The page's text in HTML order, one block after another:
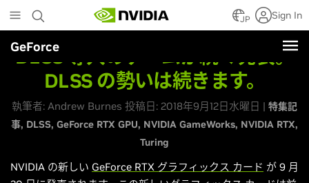
to
main
content
JP Sign In
GeForce
DLSS 導入のゲームが続々発表。
DLSS の勢いは続きます。
執筆者: Andrew Burnes 投稿日: 2018年9月12日水曜日 | 特集記
事 DLSS GeForce RTX GPU NVIDIA GameWorks NVIDIA RTX
Turing
NVIDIA の新しい GeForce RTX グラフィックス カード が 9 月